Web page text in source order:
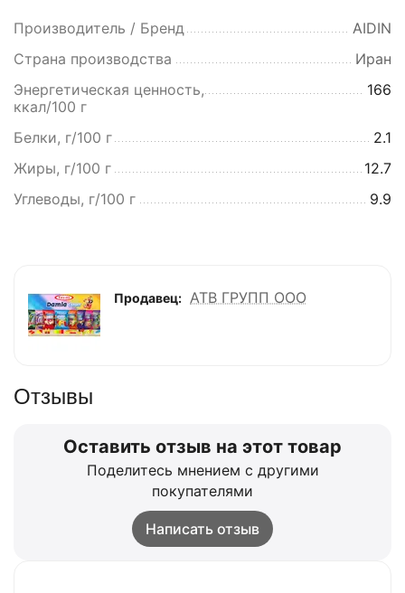
Производитель / Бренд
AIDIN
Страна производства
Иран
Энергетическая ценность,
ккал/100 г
166
Белки, г/100 г
2.1
Жиры, г/100 г
12.7
Углеводы, г/100 г
9.9
Продавец: АТВ ГРУПП ООО
Отзывы
Оставить отзыв на этот товар
Поделитесь мнением с другими
покупателями
Написать отзыв